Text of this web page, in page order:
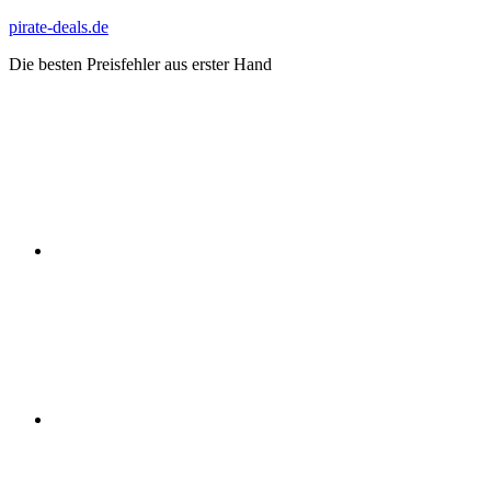
Zum
springen
pirate-deals.de
Die besten Preisfehler aus erster Hand